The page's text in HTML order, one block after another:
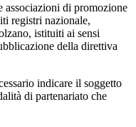
associazioni di promozione
registri nazionale,
istituiti ai sensi
della direttiva
indicare il soggetto
di partenariato che